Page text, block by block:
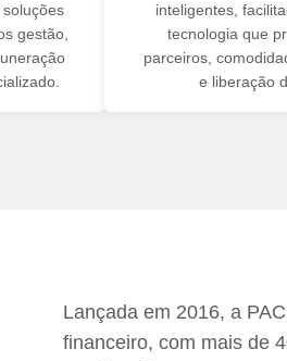
gestão,
inteligentes,
tecnologia que
parceiros,
e liberação
Lançada em 2016, a
financeiro, com mais de